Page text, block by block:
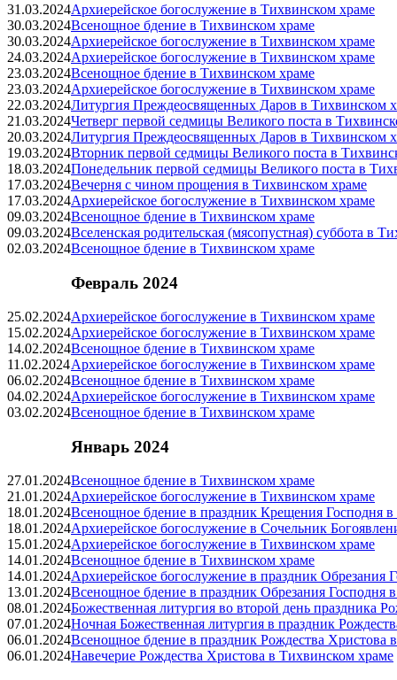
31.03.2024Архиерейское богослужение в Тихвинском храме
30.03.2024Всенощное бдение в Тихвинском храме
30.03.2024Архиерейское богослужение в Тихвинском храме
24.03.2024Архиерейское богослужение в Тихвинском храме
23.03.2024Всенощное бдение в Тихвинском храме
23.03.2024Архиерейское богослужение в Тихвинском храме
22.03.2024Литургия Преждеосвященных Даров в Тихвинском
21.03.2024Четверг первой седмицы Великого поста в
20.03.2024Литургия Преждеосвященных Даров в Тихвинском
19.03.2024Вторник первой седмицы Великого поста в
18.03.2024Понедельник первой седмицы Великого поста в
17.03.2024Вечерня с чином прощения в Тихвинском храме
17.03.2024Архиерейское богослужение в Тихвинском храме
09.03.2024Всенощное бдение в Тихвинском храме
09.03.2024Вселенская родительская (мясопустная) суббота в
02.03.2024Всенощное бдение в Тихвинском храме
Февраль 2024
25.02.2024Архиерейское богослужение в Тихвинском храме
15.02.2024Архиерейское богослужение в Тихвинском храме
14.02.2024Всенощное бдение в Тихвинском храме
11.02.2024Архиерейское богослужение в Тихвинском храме
06.02.2024Всенощное бдение в Тихвинском храме
04.02.2024Архиерейское богослужение в Тихвинском храме
03.02.2024Всенощное бдение в Тихвинском храме
Январь 2024
27.01.2024Всенощное бдение в Тихвинском храме
21.01.2024Архиерейское богослужение в Тихвинском храме
18.01.2024Всенощное бдение в праздник Крещения Господня
18.01.2024Архиерейское богослужение в Сочельник
15.01.2024Архиерейское богослужение в Тихвинском храме
14.01.2024Всенощное бдение в Тихвинском храме
14.01.2024Архиерейское богослужение в праздник Обрезания
13.01.2024Всенощное бдение в праздник Обрезания Господня
08.01.2024Божественная литургия во второй день праздника
07.01.2024Ночная Божественная литургия в праздник
06.01.2024Всенощное бдение в праздник Рождества Христова
06.01.2024Навечерие Рождества Христова в Тихвинском храме